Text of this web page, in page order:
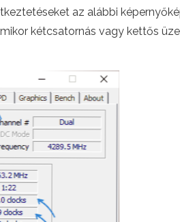
az alábbi
kétcsatornás vagy kettős